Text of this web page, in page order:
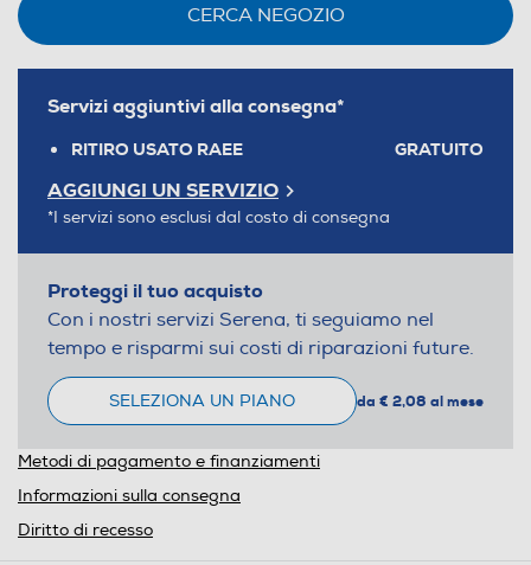
CERCA NEGOZIO
Servizi aggiuntivi alla consegna*
RITIRO USATO RAEE GRATUITO
AGGIUNGI UN SERVIZIO
*I servizi sono esclusi dal costo di consegna
Proteggi il tuo acquisto
Con i nostri servizi Serena, ti seguiamo nel
tempo e risparmi sui costi di riparazioni future.
SELEZIONA UN PIANO da € 2,08 al mese
Metodi di pagamento e finanziamenti
Informazioni sulla consegna
Diritto di recesso